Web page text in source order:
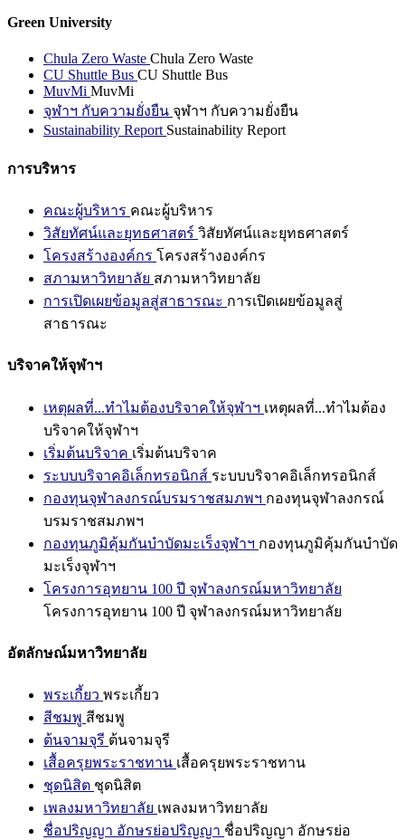
Green University
Chula Zero Waste Chula Zero Waste
CU Shuttle Bus CU Shuttle Bus
MuvMi MuvMi
จุฬาฯ กับความยั่งยืน จุฬาฯ กับความยั่งยืน
Sustainability Report Sustainability Report
การบริหาร
คณะผู้บริหาร คณะผู้บริหาร
วิสัยทัศน์และยุทธศาสตร์ วิสัยทัศน์และยุทธศาสตร์
โครงสร้างองค์กร โครงสร้างองค์กร
สภามหาวิทยาลัย สภามหาวิทยาลัย
การเปิดเผยข้อมูลสู่สาธารณะ การเปิดเผยข้อมูลสู่
สาธารณะ
บริจาคให้จุฬาฯ
เหตุผลที่...ทำไมต้องบริจาคให้จุฬาฯ เหตุผลที่...ทำไมต้อง
บริจาคให้จุฬาฯ
เริ่มต้นบริจาค เริ่มต้นบริจาค
ระบบบริจาคอิเล็กทรอนิกส์ ระบบบริจาคอิเล็กทรอนิกส์
กองทุนจุฬาลงกรณ์บรมราชสมภพฯ กองทุนจุฬาลงกรณ์
บรมราชสมภพฯ
กองทุนภูมิคุ้มกันบำบัดมะเร็งจุฬาฯ กองทุนภูมิคุ้มกันบำบัด
มะเร็งจุฬาฯ
โครงการอุทยาน 100 ปี จุฬาลงกรณ์มหาวิทยาลัย
โครงการอุทยาน 100 ปี จุฬาลงกรณ์มหาวิทยาลัย
อัตลักษณ์มหาวิทยาลัย
พระเกี้ยว พระเกี้ยว
สีชมพู สีชมพู
ต้นจามจุรี ต้นจามจุรี
เสื้อครุยพระราชทาน เสื้อครุยพระราชทาน
ชุดนิสิต ชุดนิสิต
เพลงมหาวิทยาลัย เพลงมหาวิทยาลัย
ชื่อปริญญา อักษรย่อปริญญา ชื่อปริญญา อักษรย่อ